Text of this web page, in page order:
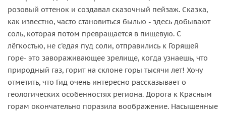
розовый оттенок и создавал сказочный пейзаж. Сказка,
как известно, часто становиться былью - здесь добывают
соль, которая потом превращается в пищевую. С
лёгкостью, не с'едая пуд соли, отправились к Горящей
горе- это завораживающее зрелище, когда узнаешь, что
природный газ, горит на склоне горы тысячи лет! Хочу
отметить, что Гид очень интересно рассказывает о
геологических особенностях региона. Дорога к Красным
горам окончательно поразила воображение. Насыщенные